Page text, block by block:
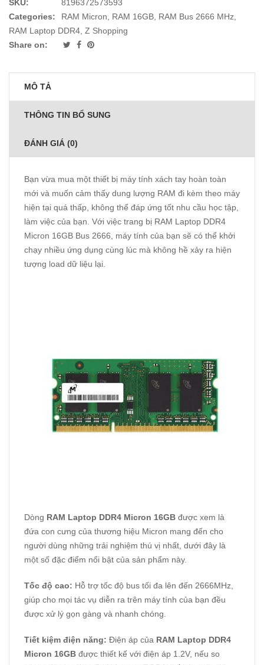
SKU:
8196372573593
Categories:
RAM Micron, RAM 16GB, RAM Bus 2666 MHz,
RAM Laptop DDR4, Z Shopping
Share on:
MÔ TẢ
THÔNG TIN BỔ SUNG
ĐÁNH GIÁ (0)
Bạn vừa mua một thiết bị máy tính xách tay hoàn toàn
mới và muốn cảm thấy dung lượng RAM đi kèm theo máy
hiện tại quá thấp, không thể đáp ứng tốt nhu cầu học tập,
làm việc của bạn. Với việc trang bị RAM Laptop DDR4
Micron 16GB Bus 2666, máy tính của bạn sẽ có thể khởi
chạy nhiều ứng dụng cùng lúc mà không hề xảy ra hiện
tượng load dữ liệu lại.
Dòng RAM Laptop DDR4 Micron 16GB được xem là
đứa con cưng của thương hiệu Micron mang đến cho
người dùng những trải nghiệm thú vị nhất, dưới đây là
một số đặc điểm nổi bật của sản phẩm này.
Tốc độ cao: Hỗ trợ tốc độ bus tối đa lên đến 2666MHz,
giúp cho mọi tác vụ diễn ra trên máy tính của bạn đều
được xử lý gọn gàng và nhanh chóng.
Tiết kiệm điện năng: Điện áp của RAM Laptop DDR4
Micron 16GB được thiết kế với điện áp 1.2V, nếu so